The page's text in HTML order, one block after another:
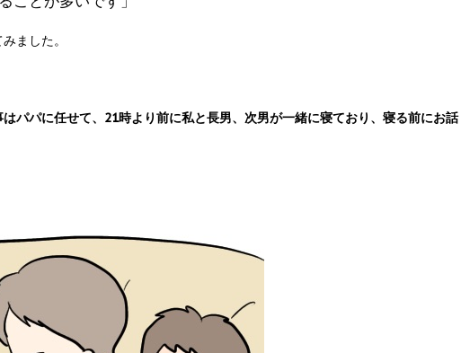
ました。
パパに任せて、 21時より前に私と長男、次男が一緒に寝ており、寝る前にお